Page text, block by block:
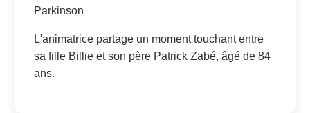
Parkinson
L'animatrice partage un moment touchant entre
sa fille Billie et son père Patrick Zabé, âgé de 84
ans.